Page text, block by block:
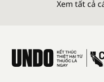
thực.
Nhưng chúng
công nghiệp thuốc là
thương hiệu "không
NGÀY 7 THÁNG 8, 2008
Xem tất cả